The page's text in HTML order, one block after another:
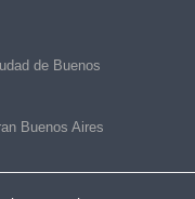
de Buenos
Buenos Aires